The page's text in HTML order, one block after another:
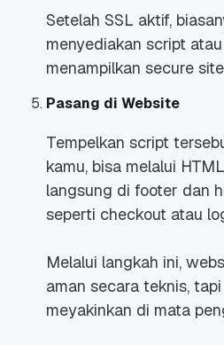
Setelah SSL aktif,
menyediakan script
menampilkan secure
Pasang di Website
Tempelkan script
kamu, bisa melalui
langsung di footer dan
seperti checkout atau
Melalui langkah ini,
aman secara teknis,
meyakinkan di mata